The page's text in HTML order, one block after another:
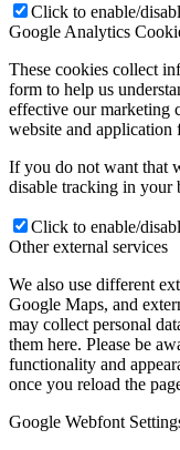
Click to enable/
Google Analytics
These cookies collect
form to help us
effective our marketing
website and application
If you do not want that
disable tracking in your
Click to enable/
Other external services
We also use different
Google Maps, and
may collect personal
them here. Please be
functionality and
once you reload the
Google Webfont